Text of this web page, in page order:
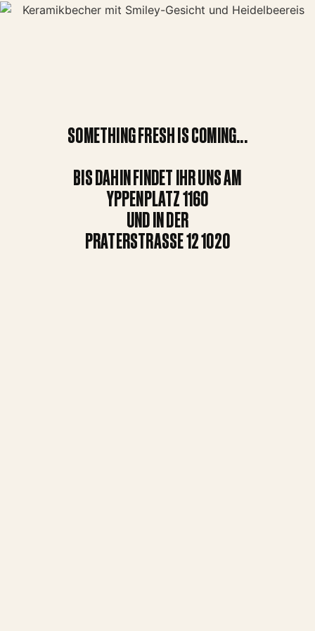
SOMETHING FRESH IS COMING...
BIS DAHIN FINDET IHR UNS AM
YPPENPLATZ 1160
UND IN DER
PRATERSTRASSE 12 1020